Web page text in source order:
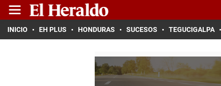
INICIO EH PLUS HONDURAS SUCESOS TEGUCIGALPA